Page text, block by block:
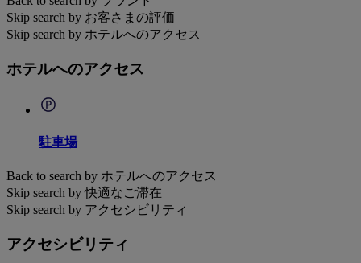
Skip search by お客さまの評価
Skip search by ホテルへのアクセス
ホテルへのアクセス
駐車場
Back to search by ホテルへのアクセス
Skip search by 快適なご滞在
Skip search by アクセシビリティ
アクセシビリティ